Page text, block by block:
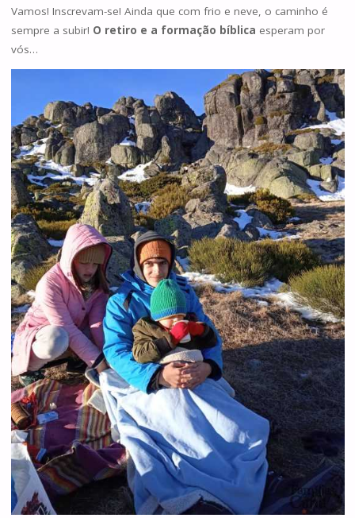
Vamos! Inscrevam-se! Ainda que com frio e neve, o caminho é
sempre a subir! O retiro e a formação bíblica esperam por
vós…